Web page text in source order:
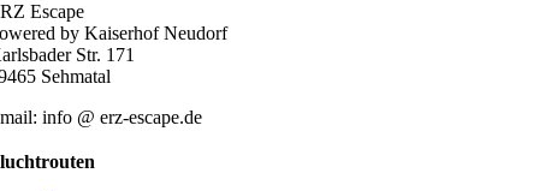
Escape
by Kaiserhof Neudorf
Str. 171
Sehmatal
info @ erz-escape.de